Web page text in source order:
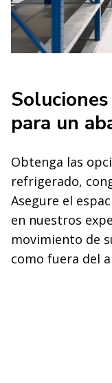
para un
Obtenga las
refrigerado,
Asegure el
en nuestros
movimiento de
como fuera del